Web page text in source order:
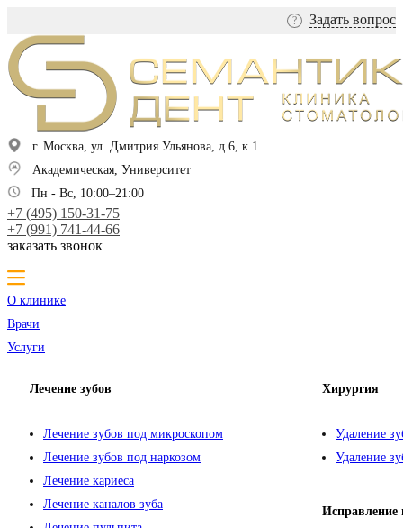
? Задать вопрос
г. Москва, ул. Дмитрия Ульянова, д.6, к.1
Академическая, Университет
Пн - Вс, 10:00–21:00
+7 (495) 150-31-75
+7 (991) 741-44-66
заказать звонок
О клинике
Врачи
Услуги
Лечение зубов
Лечение зубов под микроскопом
Лечение зубов под наркозом
Лечение кариеса
Лечение каналов зуба
Хирургия
Удаление
Удаление
Исправление